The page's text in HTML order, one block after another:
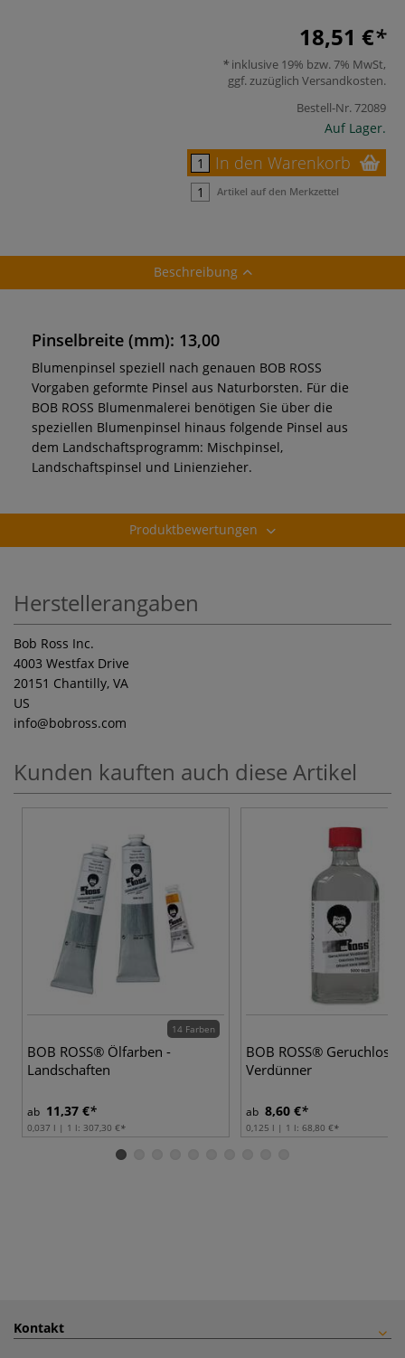
18,51 €
inklusive 19% bzw. 7% MwSt,
ggf. zuzüglich Versandkosten.
Bestell-Nr.72089
Auf Lager.
In den Warenkorb
Artikel auf den Merkzettel
Beschreibung
Pinselbreite (mm): 13,00
Blumenpinsel speziell nach genauen BOB ROSS
Vorgaben geformte Pinsel aus Naturborsten. Für die
BOB ROSS Blumenmalerei benötigen Sie über die
speziellen Blumenpinsel hinaus folgende Pinsel aus
dem Landschaftsprogramm: Mischpinsel,
Landschaftspinsel und Linienzieher.
Produktbewertungen
Herstellerangaben
Bob Ross Inc.
4003 Westfax Drive
20151 Chantilly, VA
US
info@bobross.com
Kunden kauften auch diese Artikel
14 Farben
BOB ROSS® Ölfarben -
Landschaften
ab 11,37 €
0,037 l | 1 l: 307,30 €
BOB ROSS® Geruchloser
Verdünner
ab 8,60 €
0,125 l | 1 l: 68,80 €
Kontakt